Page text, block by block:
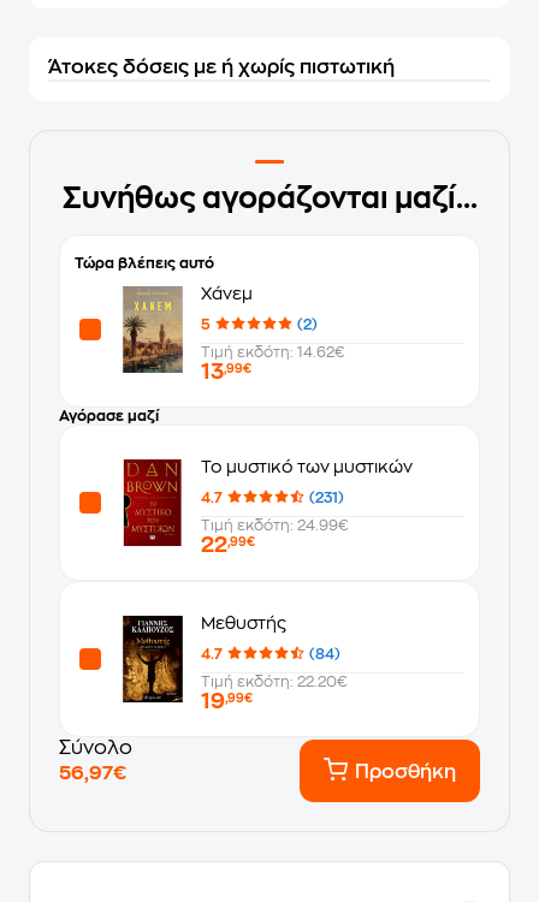
Άτοκες δόσεις με ή χωρίς πιστωτική
Συνήθως αγοράζονται μαζί...
Τώρα βλέπεις αυτό
Χάνεμ
5
(2)
Τιμή εκδότη: 14.62€
13,99€
Αγόρασε μαζί
Το μυστικό των μυστικών
4.7
(231)
Τιμή εκδότη: 24.99€
22,99€
Μεθυστής
4.7
(84)
Τιμή εκδότη: 22.20€
19,99€
Σύνολο
56,97€
Προσθήκη